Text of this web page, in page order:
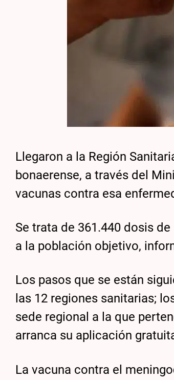
Llegaron a la Región
bonaerense, a través del
vacunas contra esa
Se trata de 361.440 dosis
a la población objetivo,
Los pasos que se están
las 12 regiones sanitarias;
sede regional a la que
arranca su aplicación
La vacuna contra el